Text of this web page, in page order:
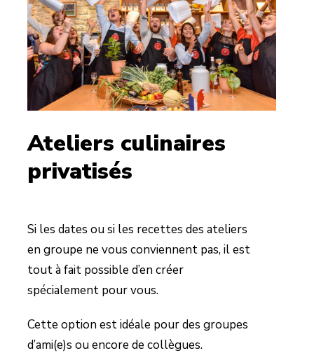
Ateliers culinaires
privatisés
Si les dates ou si les recettes des ateliers
en groupe ne vous conviennent pas, il est
tout à fait possible d’en créer
spécialement pour vous.
Cette option est idéale pour des groupes
d’ami(e)s ou encore de collègues.